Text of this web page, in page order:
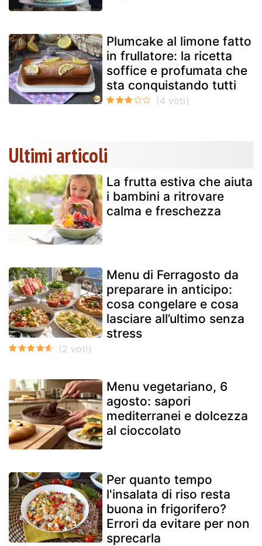
Plumcake al limone fatto
in frullatore: la ricetta
soffice e profumata che
sta conquistando tutti
Ultimi articoli
La frutta estiva che aiuta
i bambini a ritrovare
calma e freschezza
Menu di Ferragosto da
preparare in anticipo:
cosa congelare e cosa
lasciare all’ultimo senza
stress
Menu vegetariano, 6
agosto: sapori
mediterranei e dolcezza
al cioccolato
Per quanto tempo
l'insalata di riso resta
buona in frigorifero?
Errori da evitare per non
sprecarla